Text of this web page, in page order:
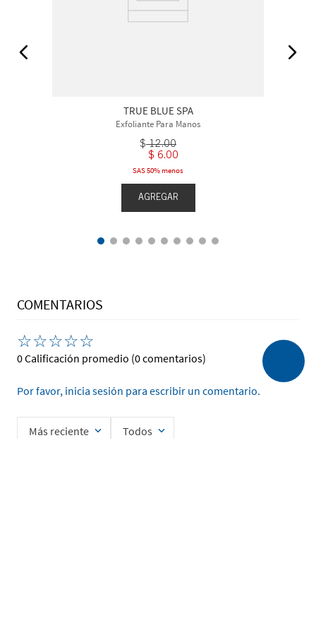
TRUE BLUE SPA
Exfoliante Para Manos
$ 12.00
$ 6.00
SAS 50% menos
AGREGAR
COMENTARIOS
☆☆☆☆☆
0 Calificación promedio (0 comentarios)
Por favor, inicia sesión para escribir un comentario.
Más reciente Todos